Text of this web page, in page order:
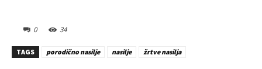
0 34
TAGS porodično nasilje nasilje žrtve nasilja